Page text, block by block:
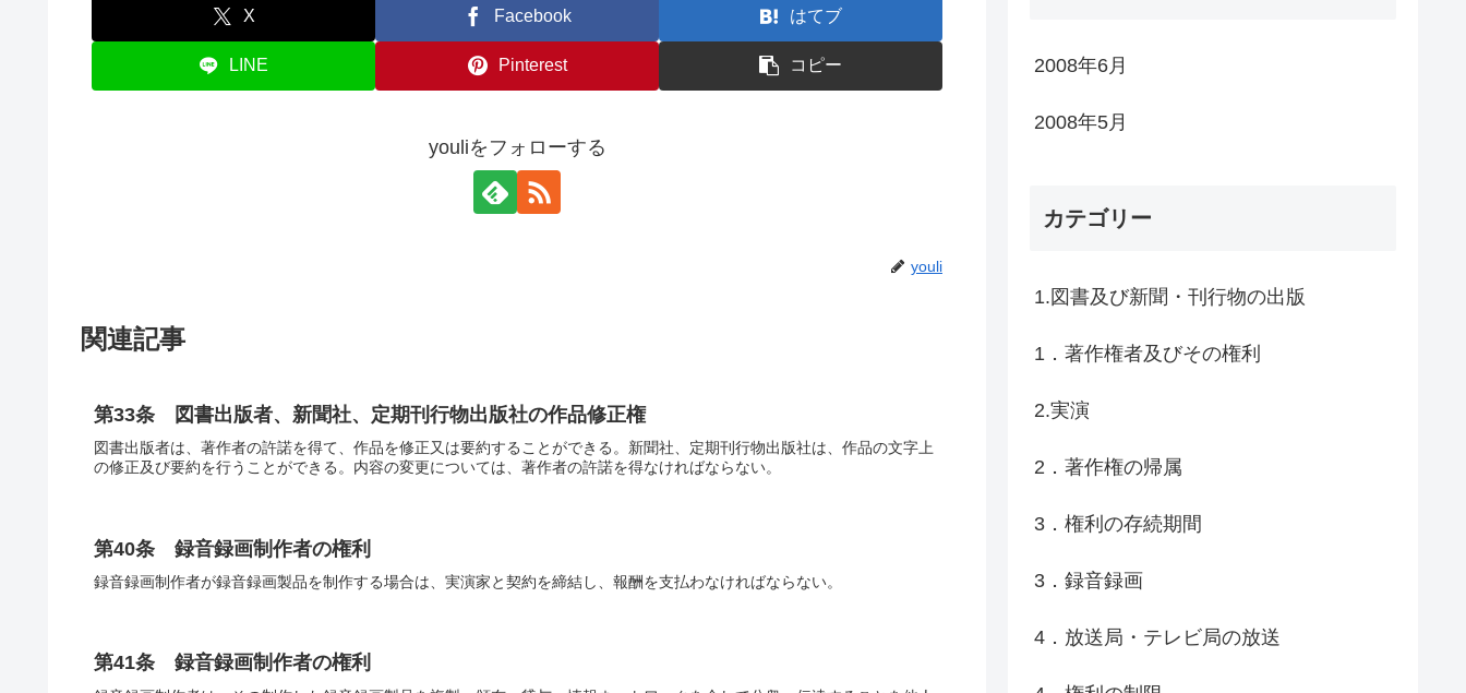
X Facebook はてブ
LINE Pinterest コピー
youliをフォローする
youli
関連記事
第33条 図書出版者、新聞社、定期刊行物出版社の作品修正権
図書出版者は、著作者の許諾を得て、作品を修正又は要約することができる。新聞社、定期刊行物出版社は、作品の文字上
の修正及び要約を行うことができる。内容の変更については、著作者の許諾を得なければならない。
第40条 録音録画制作者の権利
録音録画制作者が録音録画製品を制作する場合は、実演家と契約を締結し、報酬を支払わなければならない。
第41条 録音録画制作者の権利
2008年6月
2008年5月
カテゴリー
1.図書及び新聞・刊行物の出版
1．著作権者及びその権利
2.実演
2．著作権の帰属
3．権利の存続期間
3．録音録画
4．放送局・テレビ局の放送